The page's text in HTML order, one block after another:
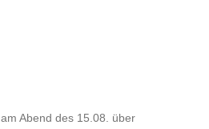
Abend des 15.08. über